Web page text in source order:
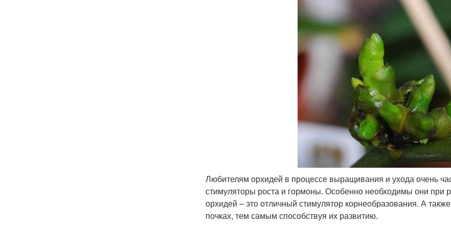
Любителям орхидей в процессе выращивания и ухода очень
стимуляторы роста и гормоны. Особенно необходимы они при
орхидей – это отличный стимулятор корнеобразования. А
почках, тем самым способствуя их развитию.